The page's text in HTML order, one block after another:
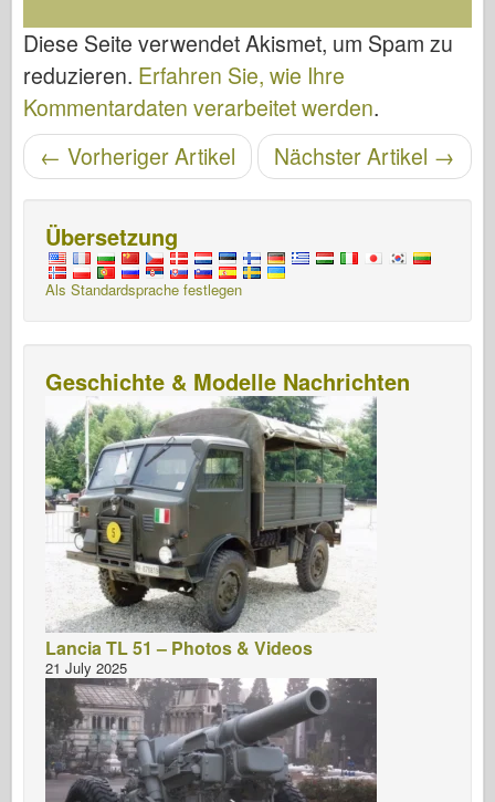
Diese Seite verwendet Akismet, um Spam zu
reduzieren. Erfahren Sie, wie Ihre
Kommentardaten verarbeitet werden.
Artikelnavigation Nächster Artikel →
← Vorheriger Artikel
Übersetzung
Als Standardsprache festlegen
Geschichte & Modelle Nachrichten
Lancia TL 51 – Photos & Videos
21 July 2025